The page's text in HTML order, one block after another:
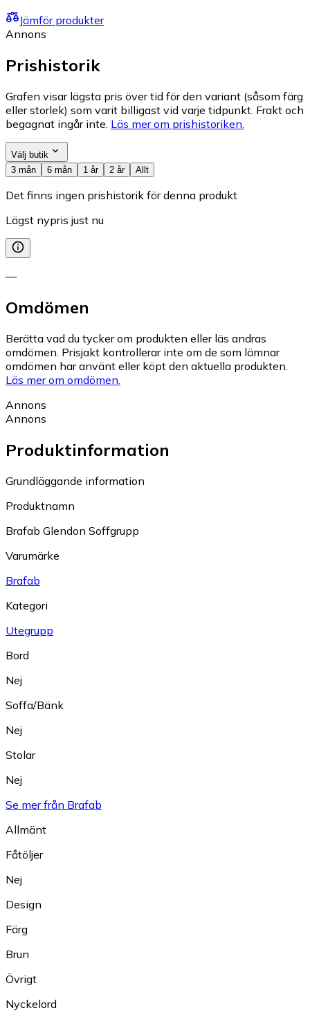
Jämför produkter
Annons
Prishistorik
Grafen visar lägsta pris över tid för den variant (såsom färg
eller storlek) som varit billigast vid varje tidpunkt. Frakt och
begagnat ingår inte. Läs mer om prishistoriken.
Välj butik
3 mån
6 mån 1 år 2 år Allt
Det finns ingen prishistorik för denna produkt
Lägst nypris just nu
—
Omdömen
Berätta vad du tycker om produkten eller läs andras
omdömen. Prisjakt kontrollerar inte om de som lämnar
omdömen har använt eller köpt den aktuella produkten.
Läs mer om omdömen.
Annons
Annons
Produktinformation
Grundläggande information
Produktnamn
Brafab Glendon Soffgrupp
Varumärke
Brafab
Kategori
Utegrupp
Bord
Nej
Soffa/Bänk
Nej
Stolar
Nej
Se mer från Brafab
Allmänt
Fåtöljer
Nej
Design
Färg
Brun
Övrigt
Nyckelord